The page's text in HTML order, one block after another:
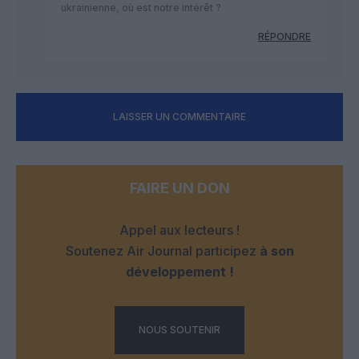
ukrainienne, où est notre intérêt ?
RÉPONDRE
LAISSER UN COMMENTAIRE
FAIRE UN DON
Appel aux lecteurs !
Soutenez Air Journal participez à son
développement !
NOUS SOUTENIR